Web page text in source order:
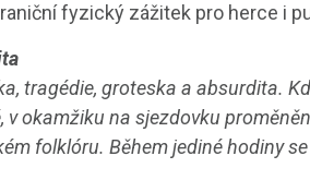
fyzický zážitek pro herce i
tragédie, groteska a absurdita.
v okamžiku na sjezdovku
folklóru. Během jediné hodiny